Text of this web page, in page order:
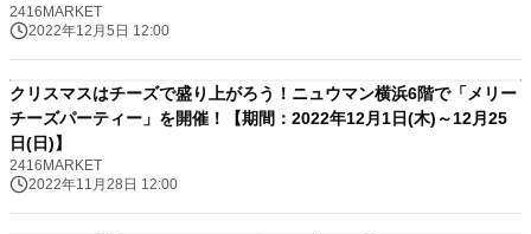
2416MARKET
2022年12月5日 12:00
クリスマスはチーズで盛り上がろう！ニュウマン横浜6階で「メリー
チーズパーティー」を開催！【期間：2022年12月1日(木)～12月25
日(日)】
2416MARKET
2022年11月28日 12:00